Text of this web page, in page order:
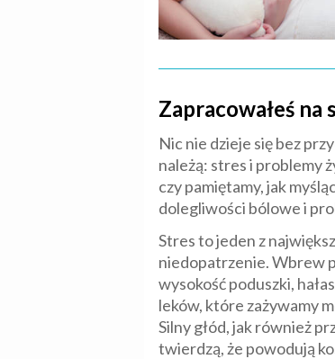
Zapracowałeś na
Nic nie dzieje się bez
należą: stres i problemy
czy pamiętamy, jak
dolegliwości bólowe i
Stres to jeden z
niedopatrzenie. Wbrew
wysokość poduszki,
leków, które zażywamy
Silny głód, jak również
twierdzą, że powodują